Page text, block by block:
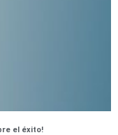
el éxito!